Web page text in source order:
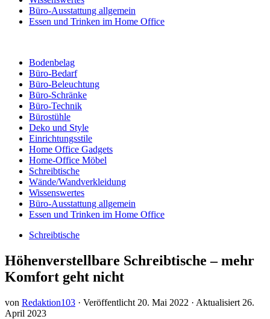
Büro-Ausstattung allgemein
Essen und Trinken im Home Office
Bodenbelag
Büro-Bedarf
Büro-Beleuchtung
Büro-Schränke
Büro-Technik
Bürostühle
Deko und Style
Einrichtungsstile
Home Office Gadgets
Home-Office Möbel
Schreibtische
Wände/Wandverkleidung
Wissenswertes
Büro-Ausstattung allgemein
Essen und Trinken im Home Office
Schreibtische
Höhenverstellbare Schreibtische – mehr
Komfort geht nicht
von Redaktion103 · Veröffentlicht 20. Mai 2022 · Aktualisiert 26.
April 2023